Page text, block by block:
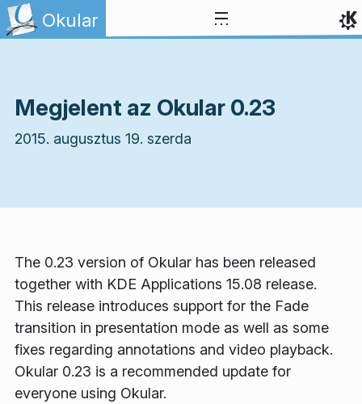
Ugrás a tartalomhoz
Okular
Megjelent az Okular 0.23
2015. augusztus 19. szerda
The 0.23 version of Okular has been released
together with KDE Applications 15.08 release.
This release introduces support for the Fade
transition in presentation mode as well as some
fixes regarding annotations and video playback.
Okular 0.23 is a recommended update for
everyone using Okular.